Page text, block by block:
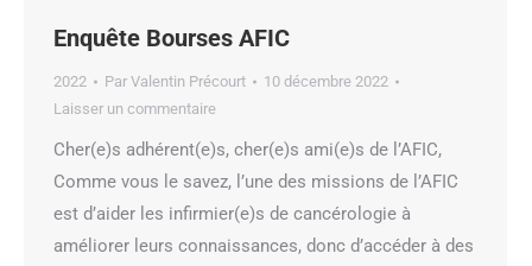
Enquête Bourses AFIC
2022 Par Valentin Précourt
10 décembre 2022
Laisser un commentaire
Cher(e)s adhérent(e)s, cher(e)s ami(e)s de l’AFIC,
Comme vous le savez, l’une des missions de l’AFIC
est d’aider les infirmier(e)s de cancérologie à
améliorer leurs connaissances, donc d’accéder à des